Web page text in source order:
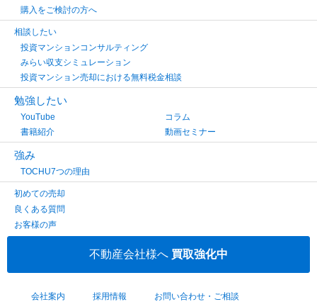
購入をご検討の方へ
相談したい
投資マンションコンサルティング
みらい収支シミュレーション
投資マンション売却における無料税金相談
勉強したい
YouTube
コラム
書籍紹介
動画セミナー
強み
TOCHU7つの理由
初めての売却
良くある質問
お客様の声
不動産会社様へ 買取強化中
会社案内 採用情報 お問い合わせ・ご相談